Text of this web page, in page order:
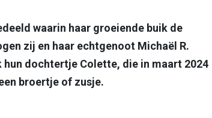
waarin haar groeiende buik de
zij en haar echtgenoot Michaël R.
hun dochtertje Colette, die in maart 2024
broertje of zusje.